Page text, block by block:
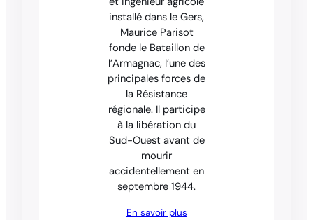
installé dans le Gers,
Maurice Parisot
fonde le Bataillon de
l’Armagnac, l’une des
principales forces de
la Résistance
régionale. Il participe
à la libération du
Sud-Ouest avant de
mourir
accidentellement en
septembre 1944.
En savoir plus